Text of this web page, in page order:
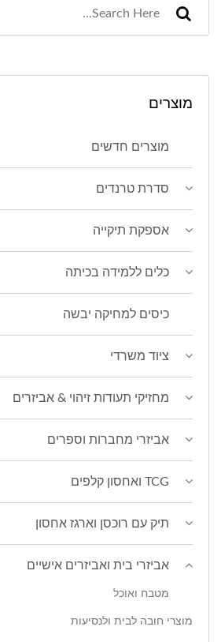
מוצרים
מוצרים חדשים
סדרת טרנדים
אספקת תיקייה
כלים ללמידה בכיתה
כיסים למחיקה יבשה
ציוד משרדי
מחזיקי תעודות זיהוי & אביזרים
אביזרי מחברות וספרים
TCG ואחסון קלפים
תיק עם רוכסן וארגז אחסון
אביזרי בית ואביזרים אישיים
מטבח ואוכל
מוצרי חובה לבית ולנסיעות